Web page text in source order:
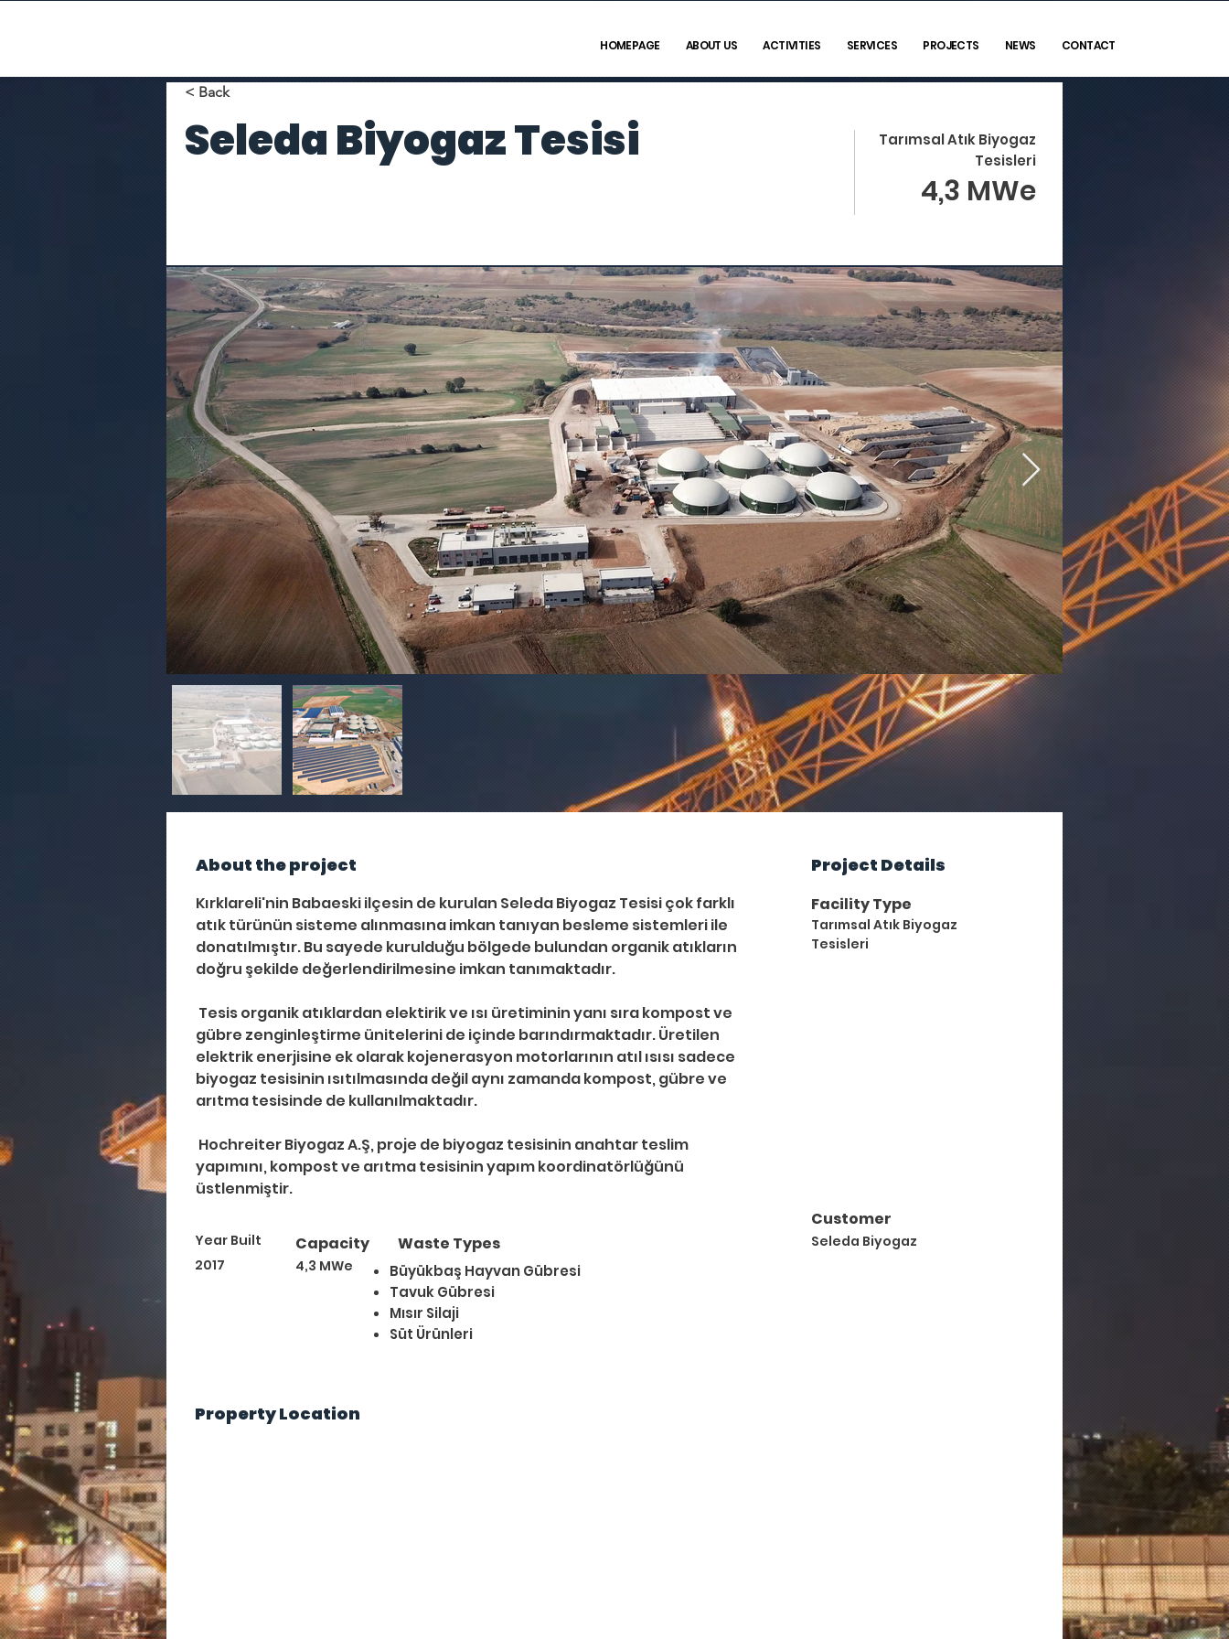
HOMEPAGE ABOUT US ACTIVITIES SERVICES PROJECTS NEWS CONTACT
< Back
Seleda Biyogaz Tesisi
Tarımsal Atık Biyogaz
Tesisleri
4,3 MWe
About the project
Kırklareli'nin Babaeski ilçesin de kurulan Seleda Biyogaz Tesisi çok farklı
atık türünün sisteme alınmasına imkan tanıyan besleme sistemleri ile
donatılmıştır. Bu sayede kurulduğu bölgede bulundan organik atıkların
doğru şekilde değerlendirilmesine imkan tanımaktadır.
gübre zenginleştirme ünitelerini de içinde barındırmaktadır. Üretilen
elektrik enerjisine ek olarak kojenerasyon motorlarının atıl ısısı sadece
biyogaz tesisinin ısıtılmasında değil aynı zamanda kompost, gübre ve
arıtma tesisinde de kullanılmaktadır.
yapımını, kompost ve arıtma tesisinin yapım koordinatörlüğünü
üstlenmiştir.
Project Details
Facility Type
Tarımsal Atık Biyogaz
Tesisleri
Customer
Year Built
2017
Capacity
4,3 MWe
Waste Types
Büyükbaş Hayvan Gübresi
Tavuk Gübresi
Mısır Silaji
Süt Ürünleri
Seleda Biyogaz
Property Location